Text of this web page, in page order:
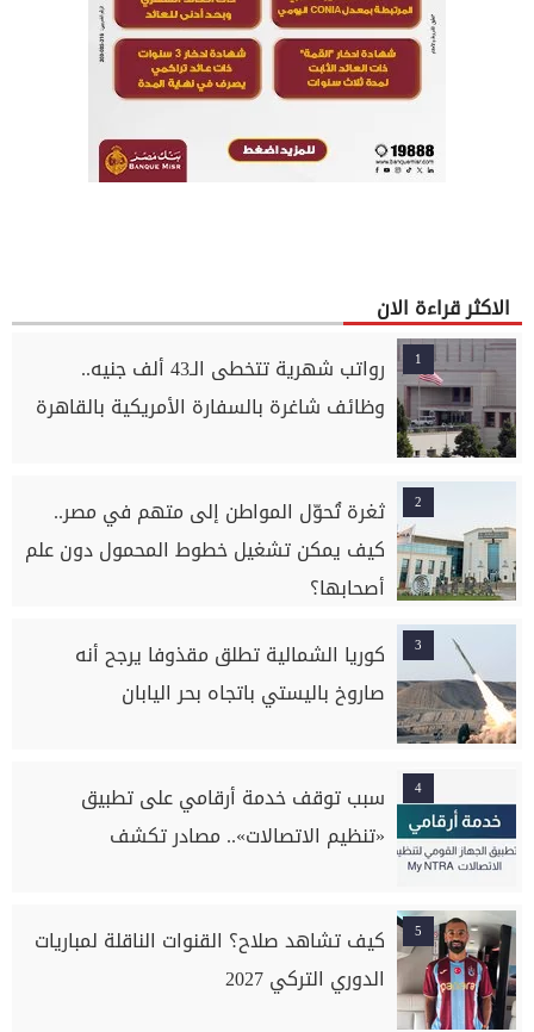
الاكثر قراءة الان
1
رواتب شهرية تتخطى الـ43 ألف جنيه..
وظائف شاغرة بالسفارة الأمريكية بالقاهرة
2
ثغرة تُحوّل المواطن إلى متهم في مصر..
كيف يمكن تشغيل خطوط المحمول دون علم
أصحابها؟
3
كوريا الشمالية تطلق مقذوفا يرجح أنه
صاروخ باليستي باتجاه بحر اليابان
4
سبب توقف خدمة أرقامي على تطبيق
«تنظيم الاتصالات».. مصادر تكشف
5
كيف تشاهد صلاح؟ القنوات الناقلة لمباريات
الدوري التركي 2027